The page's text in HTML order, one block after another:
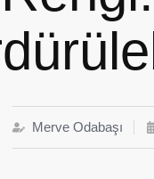
Merve Odabaşı